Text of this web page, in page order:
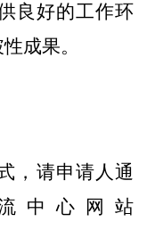
良好的工作环
成果。
，请申请人通
中心网站